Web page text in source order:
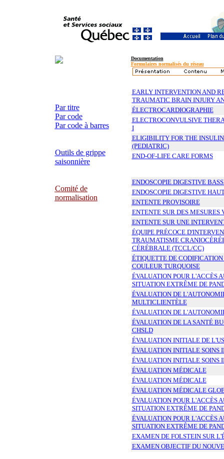
Documentation
Formulaires normalisés du réseau
Par titre
Par code
Par code à barres
Outils de grippe
saisonnière
Comité de
normalisation
EARLY INTERVENTION AND
TRAUMATIC BRAIN INJURY
ÉLECTROCARDIOGRAPHIE
ELECTROCONVULSIVE
I
ELIGIBILITY FOR THE
(PEDIATRIC)
END-OF-LIFE CARE FORMS
ENDOSCOPIE DIGESTIVE
ENDOSCOPIE DIGESTIVE
ENTENTE PROVISOIRE
ENTENTE SUR DES MESURES
ENTENTE SUR UNE
ÉQUIPE PRÉCOCE
TRAUMATISME
CÉRÉBRALE (TCCL/CC)
ÉTIQUETTE DE
COULEUR TURQUOISE
ÉVALUATION POUR L'ACCÈS
SITUATION EXTRÊME DE
ÉVALUATION DE
MULTICLIENTÈLE
ÉVALUATION DE
ÉVALUATION DE LA SANTÉ
CHSLD
ÉVALUATION INITIALE DE
ÉVALUATION INITIALE SOINS
ÉVALUATION INITIALE SOINS
ÉVALUATION MÉDICALE
ÉVALUATION MÉDICALE
ÉVALUATION MÉDICALE
ÉVALUATION POUR L'ACCÈS
SITUATION EXTRÊME DE
ÉVALUATION POUR L'ACCÈS
SITUATION EXTRÊME DE
EXAMEN DE FOLSTEIN SUR
EXAMEN OBJECTIF DU